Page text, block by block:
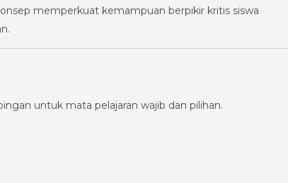
memperkuat kemampuan berpikir kritis siswa
untuk mata pelajaran wajib dan pilihan.